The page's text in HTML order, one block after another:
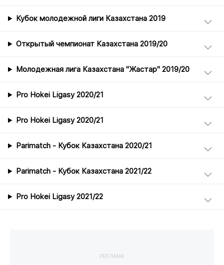
Кубок молодежной лиги Казахстана 2019
Открытый чемпионат Казахстана 2019/20
Молодежная лига Казахстана "Жастар" 2019/20
Pro Hokei Ligasy 2020/21
Pro Hokei Ligasy 2020/21
Parimatch - Кубок Казахстана 2020/21
Parimatch - Кубок Казахстана 2021/22
Pro Hokei Ligasy 2021/22
РЕКЛАМА